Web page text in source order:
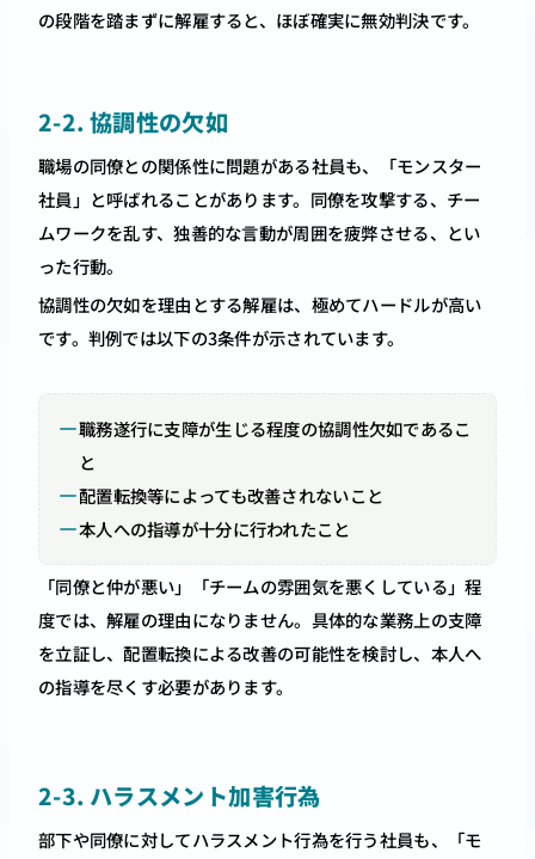
の段階を踏まずに解雇すると、ほぼ確実に無効判決です。
2-2. 協調性の欠如
職場の同僚との関係性に問題がある社員も、「モンスター
社員」と呼ばれることがあります。同僚を攻撃する、チー
ムワークを乱す、独善的な言動が周囲を疲弊させる、とい
った行動。
協調性の欠如を理由とする解雇は、極めてハードルが高い
です。判例では以下の3条件が示されています。
職務遂行に支障が生じる程度の協調性欠如であるこ
と
配置転換等によっても改善されないこと
本人への指導が十分に行われたこと
「同僚と仲が悪い」「チームの雰囲気を悪くしている」程
度では、解雇の理由になりません。具体的な業務上の支障
を立証し、配置転換による改善の可能性を検討し、本人へ
の指導を尽くす必要があります。
2-3. ハラスメント加害行為
部下や同僚に対してハラスメント行為を行う社員も、「モ